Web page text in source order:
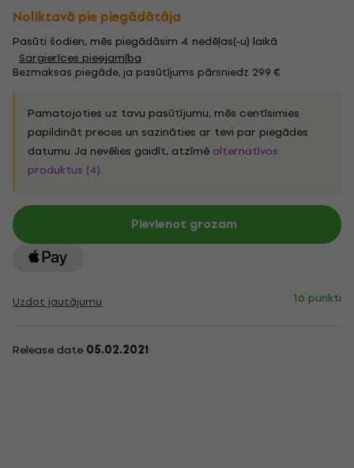
Noliktavā pie piegādātāja
Pasūti šodien, mēs piegādāsim 4 nedēļas(-u) laikā
Sargierīces pieejamība
Bezmaksas piegāde, ja pasūtījums pārsniedz 299 €
Pamatojoties uz tavu pasūtījumu, mēs centīsimies
papildināt preces un sazināties ar tevi par piegādes
datumu. Ja nevēlies gaidīt, atzīmē alternatīvos
produktus (4).
Pievienot grozam
Uzdot jautājumu 16 punkti
Release date 05.02.2021